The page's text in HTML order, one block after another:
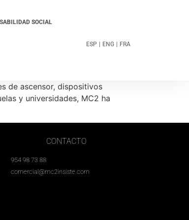
SOCIAL
ESP ENG FRA
de ascensor, dispositivos
y universidades, MC2 ha
CONTACTO
954 98 73 88
comercial@mc2insiste.com